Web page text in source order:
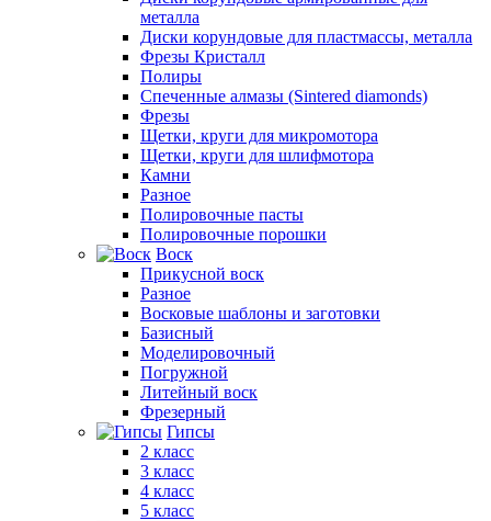
металла
Диски корундовые для пластмассы, металла
Фрезы Кристалл
Полиры
Спеченные алмазы (Sintered diamonds)
Фрезы
Щетки, круги для микромотора
Щетки, круги для шлифмотора
Камни
Разное
Полировочные пасты
Полировочные порошки
Воск
Прикусной воск
Разное
Восковые шаблоны и заготовки
Базисный
Моделировочный
Погружной
Литейный воск
Фрезерный
Гипсы
2 класс
3 класс
4 класс
5 класс